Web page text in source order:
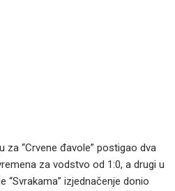
za “Crvene đavole” postigao dva
za vodstvo od 1:0, a drugi u
“Svrakama” izjednačenje donio